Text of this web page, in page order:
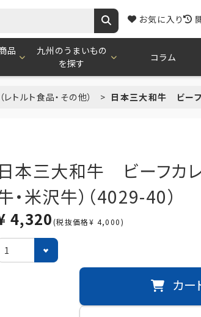
お気に入り
品
九州のうまいもの
を探す
コラム
トルト食品・その他） 日本三大和牛 ビーフ
日本三大和牛 ビーフカ
・米沢牛）（4029-40）
4,320(税抜価格¥ 4,000)
カー